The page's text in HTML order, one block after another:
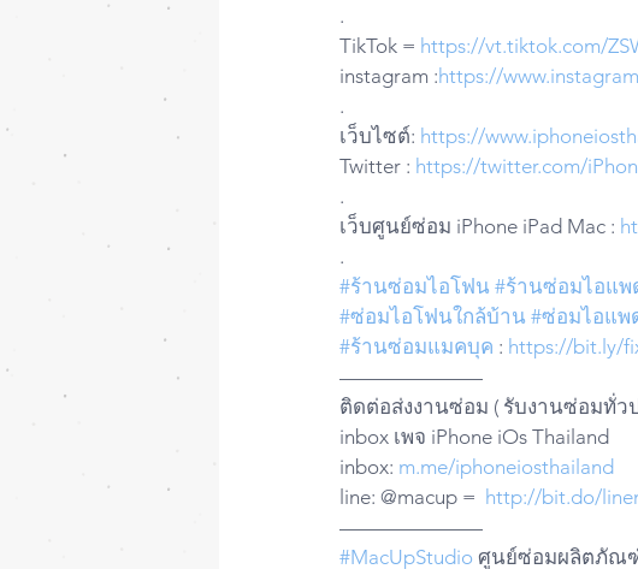
.
TikTok = https://vt.tiktok.com/
instagram :https://
.
เว็บไซต์: https://
Twitter : https://twitter.com/
.
เว็บศูนย์ซ่อม iPhone iPad Mac :
.
#ร้านซ่อมไอโฟน #ร้านซ่อมไอแพ
#ซ่อมไอโฟนใกล้บ้าน #ซ่อมไอแพ
#ร้านซ่อมแมคบุค : https://bit.ly/
———————
ติดต่อส่งงานซ่อม ( รับงานซ่อมทั่ว
inbox เพจ iPhone iOs Thailand
inbox: m.me/iphoneiosthailand
line: @macup = http://bit.do/
———————
#MacUpStudio ศูนย์ซ่อมผลิตภัณ